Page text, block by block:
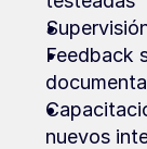
Feedback
nuevos